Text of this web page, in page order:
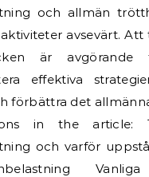
och allmän
avsevärt.
är
effektiva
förbättra det
in the article:
och varför